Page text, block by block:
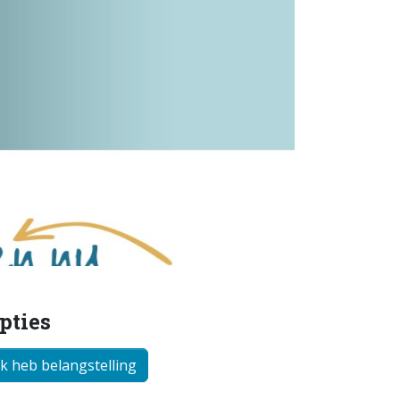
heb belangstelling